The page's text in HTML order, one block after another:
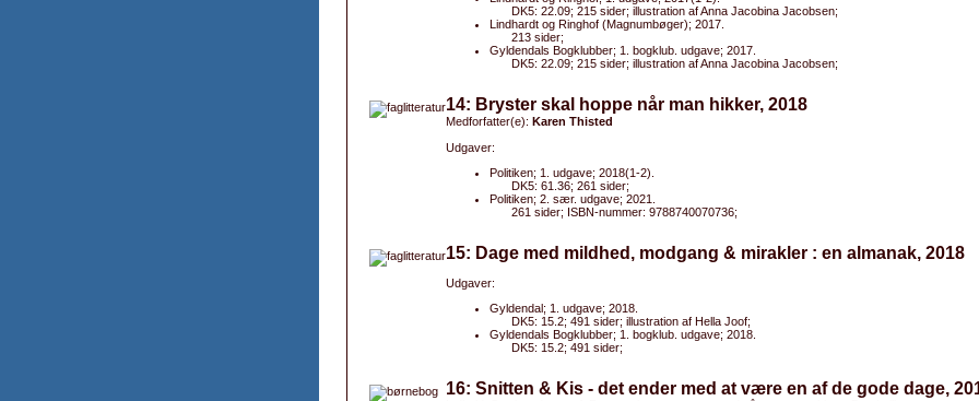
DK5: 22.09; 215 sider; illustration af Anna Jacobina Jacobsen;
Lindhardt og Ringhof (Magnumbøger); 2017.
213 sider;
Gyldendals Bogklubber; 1. bogklub. udgave; 2017.
DK5: 22.09; 215 sider; illustration af Anna Jacobina Jacobsen;
14: Bryster skal hoppe når man hikker, 2018
Medforfatter(e): Karen Thisted
Udgaver:
Politiken; 1. udgave; 2018(1-2).
DK5: 61.36; 261 sider;
Politiken; 2. sær. udgave; 2021.
261 sider; ISBN-nummer: 9788740070736;
15: Dage med mildhed, modgang & mirakler : en almanak, 2018
Udgaver:
Gyldendal; 1. udgave; 2018.
DK5: 15.2; 491 sider; illustration af Hella Joof;
Gyldendals Bogklubber; 1. bogklub. udgave; 2018.
DK5: 15.2; 491 sider;
16: Snitten & Kis - det ender med at være en af de gode dage,